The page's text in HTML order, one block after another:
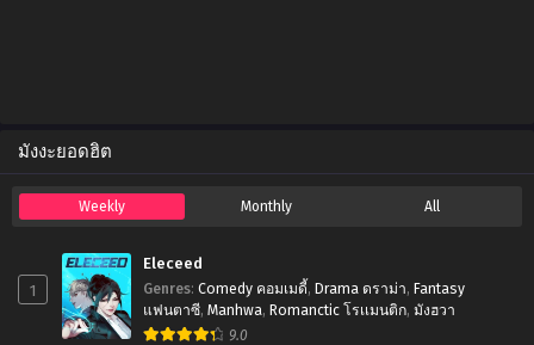
มังงะยอดฮิต
Weekly Monthly All
1
Eleceed
Genres: Comedy คอมเมดี้, Drama ดราม่า, Fantasy
แฟนตาซี, Manhwa, Romanctic โรเเมนติก, มังฮวา
9.0